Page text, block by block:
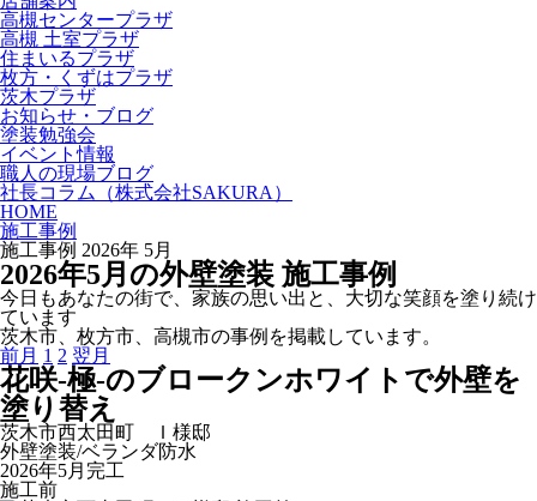
高槻センタープラザ
高槻 土室プラザ
住まいるプラザ
枚方・くずはプラザ
茨木プラザ
お知らせ・ブログ
塗装勉強会
イベント情報
職人の現場ブログ
社長コラム
（株式会社SAKURA）
HOME
施工事例
施工事例 2026年 5月
2026年5月 の外壁塗装 施工事例
今日もあなたの街で、家族の思い出と、大切な笑顔を塗り続け
ています
茨木市、枚方市、高槻市の事例を掲載しています。
前月 1 2 翌月
花咲-極-のブロークンホワイトで外壁を
塗り替え
茨木市西太田町 Ｉ様邸
外壁塗装/ベランダ防水
2026年5月完工
施工前